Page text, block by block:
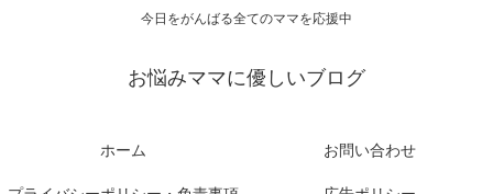
今日をがんばる全てのママを応援中
お悩みママに優しいブログ
ホーム お問い合わせ